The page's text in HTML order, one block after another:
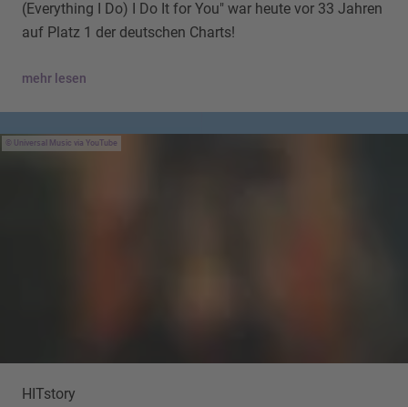
(Everything I Do) I Do It for You" war heute vor 33 Jahren
auf Platz 1 der deutschen Charts!
mehr lesen
Universal Music via YouTube
HITstory